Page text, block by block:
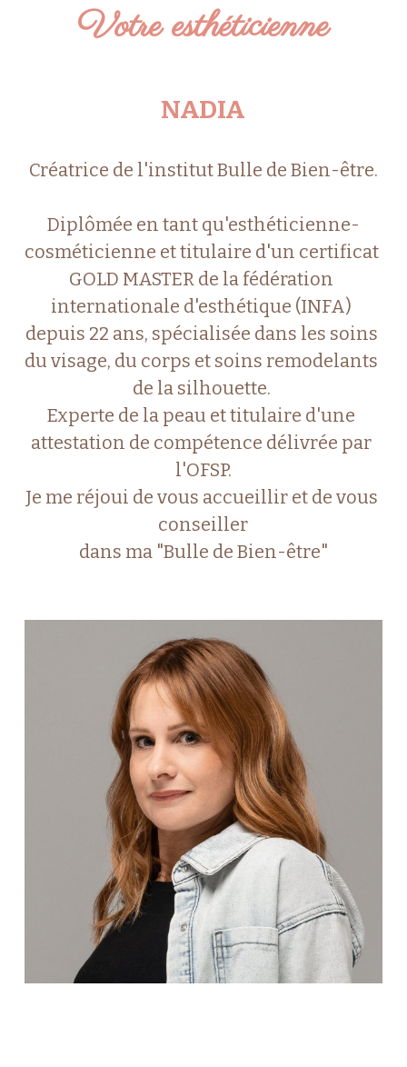
Votre esthéticienne
NADIA
Créatrice de l'institut Bulle de Bien-être.
Diplômée en tant qu'esthéticienne-
cosméticienne et titulaire d'un certificat
GOLD MASTER de la fédération
internationale d'esthétique (INFA)
depuis 22 ans, spécialisée dans les soins
du visage, du corps et soins remodelants
de la silhouette.
Experte de la peau et titulaire d'une
attestation de compétence délivrée par
l'OFSP.
Je me réjoui de vous accueillir et de vous
conseiller
dans ma "Bulle de Bien-être"